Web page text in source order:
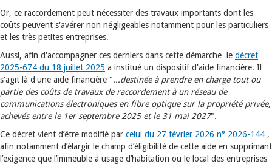
Or, ce raccordement peut nécessiter des travaux importants dont les
coûts peuvent s'avérer non négligeables notamment pour les particuliers
et les très petites entreprises.
Aussi, afin d'accompagner ces derniers dans cette démarche le décret
2025-674 du 18 juillet 2025 a institué un dispositif d'aide financière. Il
s'agit là d'une aide financière "...destinée à prendre en charge tout ou
partie des coûts de travaux de raccordement à un réseau de
communications électroniques en fibre optique sur la propriété privée,
achevés entre le 1er septembre 2025 et le 31 mai 2027".
Ce décret vient d’être modifié par celui du 27 février 2026 n° 2026-144 ,
afin notamment d’élargir le champ d’éligibilité de cette aide en supprimant
l’exigence que l’immeuble à usage d’habitation ou le local des entreprises